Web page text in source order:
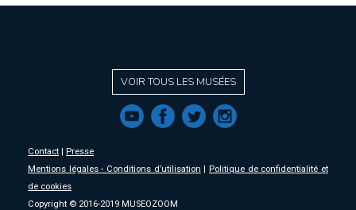
VOIR TOUS LES MUSÉES
f a b e
Contact | Presse
Mentions légales - Conditions d’utilisation | Politique de confidentialité et
de cookies
Copyright © 2016-2019 MUSEOZOOM